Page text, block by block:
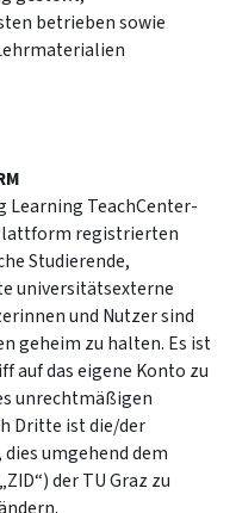
betrieben sowie
Learning TeachCenter-
registrierten
Studierende,
universitätsexterne
und Nutzer sind
geheim zu halten. Es ist
auf das eigene Konto zu
unrechtmäßigen
Dritte ist die/der
umgehend dem
der TU Graz zu